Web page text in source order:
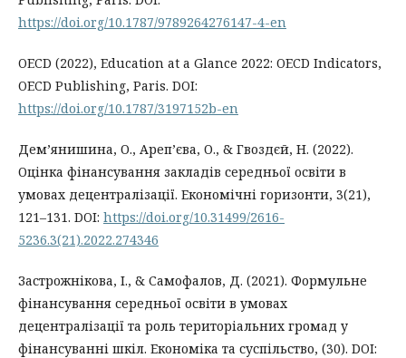
https://doi.org/10.1787/9789264276147-4-en
OECD (2022), Education at a Glance 2022: OECD Indicators,
OECD Publishing, Paris. DOI:
https://doi.org/10.1787/3197152b-en
Дем’янишина, О., Ареп’єва, О., & Гвоздєй, Н. (2022).
Оцінка фінансування закладів середньої освіти в
умовах децентралізації. Економічні горизонти, 3(21),
121–131. DOI: https://doi.org/10.31499/2616-
5236.3(21).2022.274346
Застрожнікова, І., & Самофалов, Д. (2021). Формульне
фінансування середньої освіти в умовах
децентралізації та роль територіальних громад у
фінансуванні шкіл. Економіка та суспільство, (30). DOI: